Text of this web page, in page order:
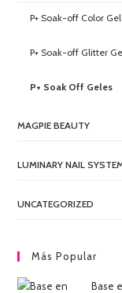
P+ Soak-off Color Gel
P+ Soak-off Glitter
P+ Soak Off Geles
MAGPIE BEAUTY
LUMINARY NAIL
UNCATEGORIZED
Más Popular
Base